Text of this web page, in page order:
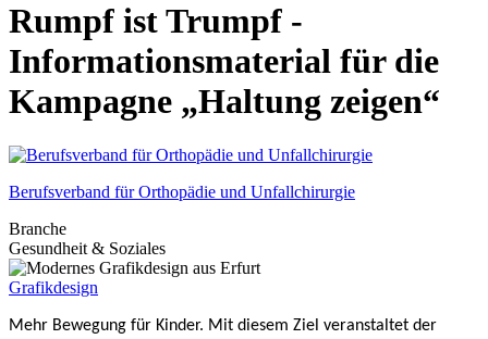
Rumpf ist Trumpf -
Informationsmaterial für die
Kampagne „Haltung zeigen“
Berufsverband für Orthopädie und Unfallchirurgie
Branche
Gesundheit & Soziales
Grafikdesign
Mehr Bewegung für Kinder. Mit diesem Ziel veranstaltet der